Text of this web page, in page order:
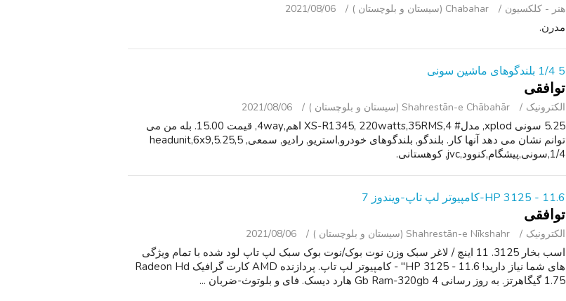
هنر - کلکسیون Chabahar (سیستان و بلوچستان ) 2021/08/06
مدرن.
5 1/4 بلندگوهای ماشین سونی
توافقی
الکترونیک Shahrestān-e Chābahār (سیستان و بلوچستان ) 2021/08/06
5.25 سونی xplod, مدل# XS-R1345, 220watts,35RMS,4 اهم,4way, قیمت 15.00. بله من می
توانم نشان می دهد آنها کار. بلندگو, بلندگوهای خودرو,استریو, رادیو, سمعی, headunit,6x9,5.25,5
1/4,سونی,پیشگام,کنوود,jvc, کوهستانی.
HP 3125 - 11.6-کامپیوتر لپ تاپ-ویندوز 7
توافقی
الکترونیک Shahrestān-e Nīkshahr (سیستان و بلوچستان ) 2021/08/06
اسب بخار 3125. 11 اینچ / لاغر سبک وزن نوت بوک/نوت بوک سبک لپ تاپ لود شده با تمام ویژگی
های شما نیاز دارید! HP 3125 - 11.6" - کامپیوتر لپ تاپ. پردازنده AMD کارت گرافیک Radeon Hd
1.75 گیگاهرتز. به روز رسانی 4 Gb Ram-320gb هارد دیسک. فای و بلوتوث-ضربان ...